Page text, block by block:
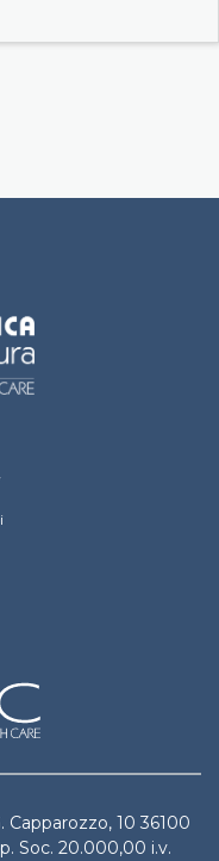
Capparozzo, 10 36100
Soc. 20.000,00 i.v.